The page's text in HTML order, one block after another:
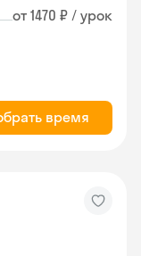
от 1470 ₽ / урок
время